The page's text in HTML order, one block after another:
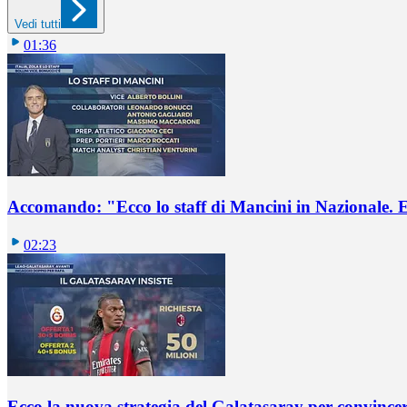
Vedi tutti
01:36
Accomando: "Ecco lo staff di Mancini in Nazionale.
02:23